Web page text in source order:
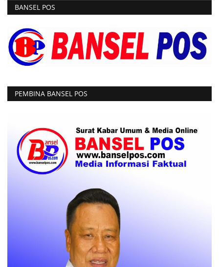
BANSEL POS
PEMBINA BANSEL POS